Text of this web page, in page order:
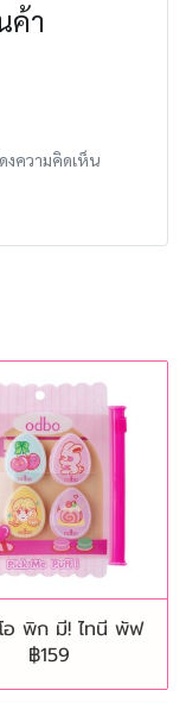
ค้า
งความคิดเห็น
อ พิก มี! ไทนี พัฟ
฿159